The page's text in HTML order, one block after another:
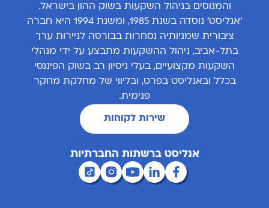
והמנוסים בניהול השקעות בשוק ההון בישראל.
'אנליסט' נוסדה בשנת 1985, ומשנת 1994 היא חברה
ציבורית שמניותיה נסחרות בבורסה לניירות ערך
בתל-אביב, ניהול ההשקעות מתבצע על ידי מנהלי
השקעות מקצועיים, בעלי ניסיון רב בשוק הפיננסי
בכלל ובאנליסט בפרט, ובליווי של מחלקת מחקר
פנימית.
שירות לקוחות
אנליסט ברשתות החברתיות